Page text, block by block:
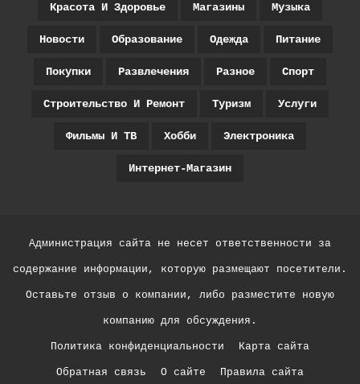
Красота И Здоровье Магазины Музыка
Новости Образование Одежда Питание
Покупки Развлечения Разное Спорт
Строительство И Ремонт Туризм Услуги
Фильмы И ТВ Хобби Электроника
Интернет-Магазин
Администрация сайта не несет ответственности за
содержание информации, которую размещают посетители.
Оставьте отзыв о компании, либо разместите новую
компанию для обсуждения.
Политика конфиденциальности Карта сайта
Обратная связь О сайте Правила сайта